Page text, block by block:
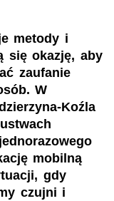
metody i
się okazję, aby
zaufanie
W
Koźla
mobilną
gdy
czujni i